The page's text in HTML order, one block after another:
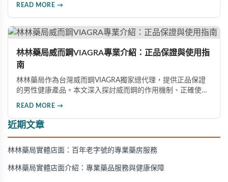
READ MORE →
林林藥局威而鋼VIAGRA專業介紹：正品保證與使用指
南
林林藥局作為台灣威而鋼VIAGRA獨家總代理，提供正品保證
的男性健康產品。本文深入探討威而鋼的作用機制、正確使用
擇。
READ MORE →
近期文章
林林藥局實體店面：百年老字號的專業藥房服務
林林藥局實體店面介紹：專業藥品服務與健康保障